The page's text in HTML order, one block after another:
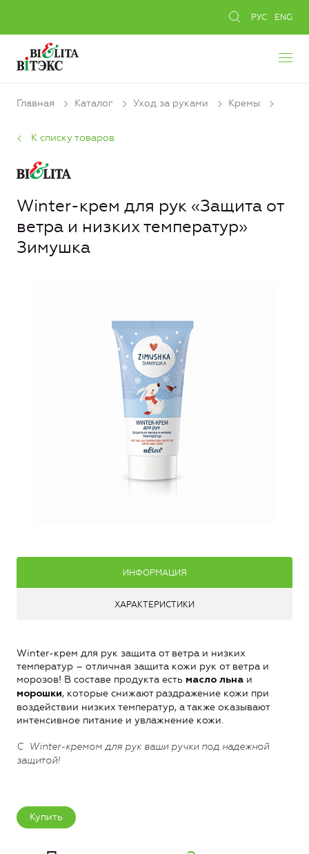
РУС ENG
Главная Каталог Уход за руками Кремы
К списку товаров
Winter-крем для рук «Защита от
ветра и низких температур»
Зимушка
ИНФОРМАЦИЯ
ХАРАКТЕРИСТИКИ
Winter-крем для рук защита от ветра и низких
температур – отличная защита кожи рук от ветра и
морозов! В составе продукта есть масло льна и
морошки, которые снижают раздражение кожи при
воздействии низких температур, а также оказывают
интенсивное питание и увлажнение кожи.
С Winter-кремом для рук ваши ручки под надежной
защитой!
Купить